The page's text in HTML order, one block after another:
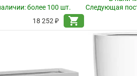
более 100 шт.
18 252 ₽
shopping_cart
Следующая